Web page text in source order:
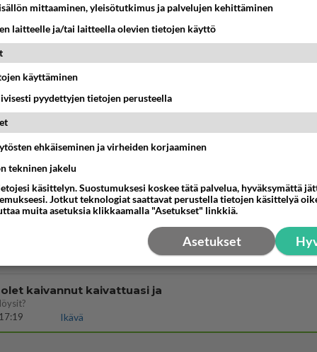
tästä?
Ikävä
suhteessa?
Kitee
ymmärtänyt oikein?
suhde/molemmat ovat täysin poissuljettuja asioita? Nainen
Ikävä
kaivannut kaivattuasi ja
Ikävä
mittaaminen, yleisötutkimus ja palvelujen kehittäminen
laitteelle ja/tai laitteella olevien tietojen käyttö
käyttäminen
pyydettyjen tietojen perusteella
ehkäiseminen ja virheiden korjaaminen
tekninen jakelu
käsittelyn. Suostumuksesi koskee tätä palvelua, hyväksymättä
Jotkut teknologiat saattavat perustella tietojen käsittelyä
muita asetuksia klikkaamalla "Asetukset" linkkiä.
Asetukset